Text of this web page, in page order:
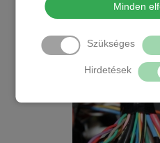
Minden
Szükséges
Hirdetések